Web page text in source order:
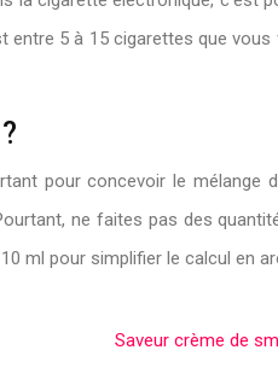
5 à 15 cigarettes que
pour concevoir le mélange
ne faites pas des
ml pour simplifier le calcul en
Saveur crème de